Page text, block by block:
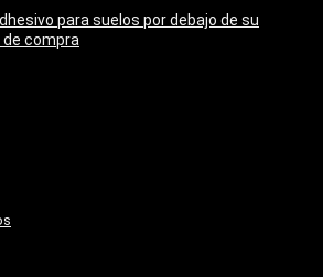
para suelos por debajo de su
compra